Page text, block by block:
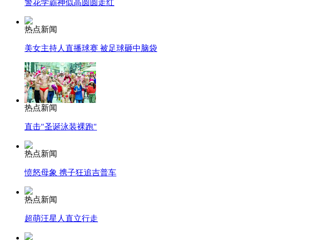
纽约上演“枕头大战”
警花学霸神似高圆圆走红
热点新闻
美女主持人直播球赛 被足球砸中脑袋
热点新闻
直击"圣诞泳装裸跑"
热点新闻
愤怒母象 携子狂追吉普车
热点新闻
超萌汪星人直立行走